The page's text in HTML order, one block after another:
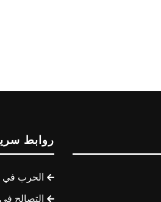
روابط
الحرب في
التصالح